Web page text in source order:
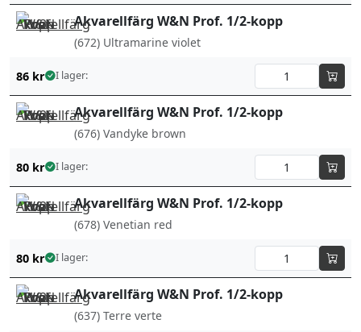
Akvarellfärg W&N Prof. 1/2-kopp
(672) Ultramarine violet
86 kr I lager:
Akvarellfärg W&N Prof. 1/2-kopp
(676) Vandyke brown
80 kr I lager:
Akvarellfärg W&N Prof. 1/2-kopp
(678) Venetian red
80 kr I lager:
Akvarellfärg W&N Prof. 1/2-kopp
(637) Terre verte